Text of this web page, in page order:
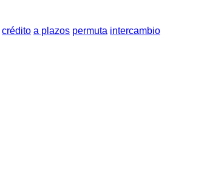
crédito a plazos permuta intercambio